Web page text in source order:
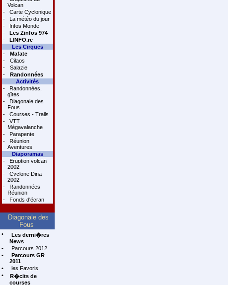
Volcan
-
Carte Cyclonique
-
La météo du jour
-
Infos Monde
-
Les Zinfos 974
-
LINFO.re
Les Cirques
-
Mafate
-
Cilaos
-
Salazie
-
Randonnées
Activités
-
Randonnées,
gîtes
-
Diagonale des
Fous
-
Courses - Trails
-
VTT
Mégavalanche
-
Parapente
-
Réunion
Aventures
Diaporamas
-
Eruption volcan
2002
-
Cyclone Dina
2002
-
Randonnées
Réunion
-
Fonds d'écran
Diagonale des
Fous
•
Les derni�res
News
•
Parcours 2012
•
Parcours GR
2011
•
les Favoris
•
R�cits de
courses